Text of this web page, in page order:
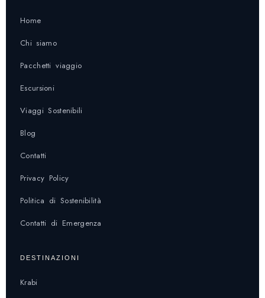
Home
Chi siamo
Pacchetti viaggio
Escursioni
Viaggi Sostenibili
Blog
Contatti
Privacy Policy
Politica di Sostenibilità
Contatti di Emergenza
DESTINAZIONI
Krabi